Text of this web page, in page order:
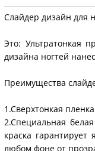
Слайдер дизайн для
Это: Ультратонкая
дизайна ногтей
Преимущества
1.Сверхтонкая пленка
2.Специальная
краска
любом фоне от